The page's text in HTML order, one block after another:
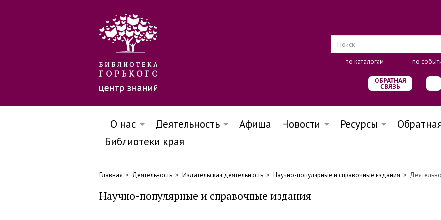
по каталогам по
ОБРАТНАЯ
СВЯЗЬ
О нас Деятельность Афиша Новости Ресурсы
Библиотеки края
Главная Деятельность Издательская деятельность Научно-популярные и справочные издания
Научно-популярные и справочные издания